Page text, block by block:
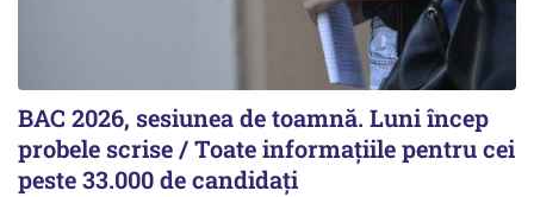
BAC 2026, sesiunea de toamnă. Luni încep
probele scrise / Toate informațiile pentru cei
peste 33.000 de candidați